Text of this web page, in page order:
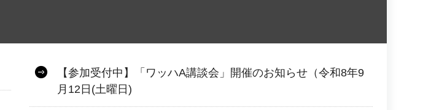
【参加受付中】「ワッハA講談会」開催のお知らせ（令和8年9
月12日(土曜日)